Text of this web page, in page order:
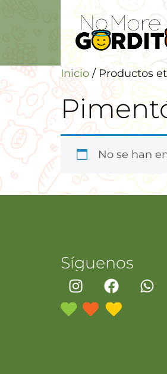
Inicio / Productos
No se han
Síguenos